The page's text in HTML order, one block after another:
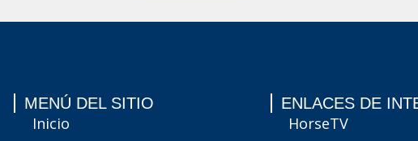
MENÚ DEL SITIO
Inicio
ENLACES DE
HorseTV